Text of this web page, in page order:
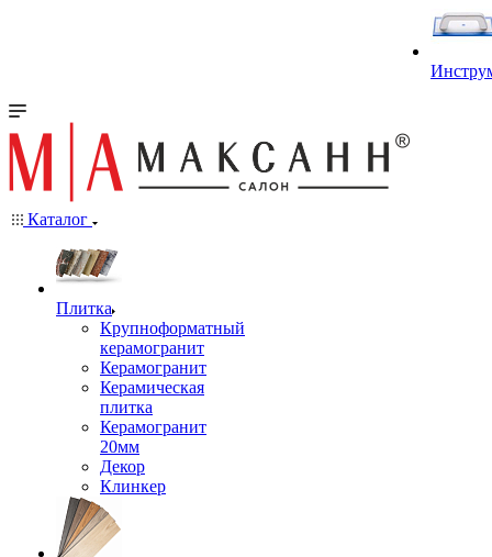
Каталог
Плитка
Крупноформатный
керамогранит
Керамогранит
Керамическая
плитка
Керамогранит
20мм
Декор
Клинкер